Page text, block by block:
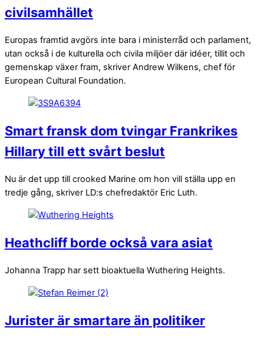
civilsamhället
Europas framtid avgörs inte bara i ministerråd och parlament,
utan också i de kulturella och civila miljöer där idéer, tillit och
gemenskap växer fram, skriver Andrew Wilkens, chef för
European Cultural Foundation.
Smart fransk dom tvingar Frankrikes
Hillary till ett svårt beslut
Nu är det upp till crooked Marine om hon vill ställa upp en
tredje gång, skriver LD:s chefredaktör Eric Luth.
Heathcliff borde också vara asiat
Johanna Trapp har sett bioaktuella Wuthering Heights.
Jurister är smartare än politiker